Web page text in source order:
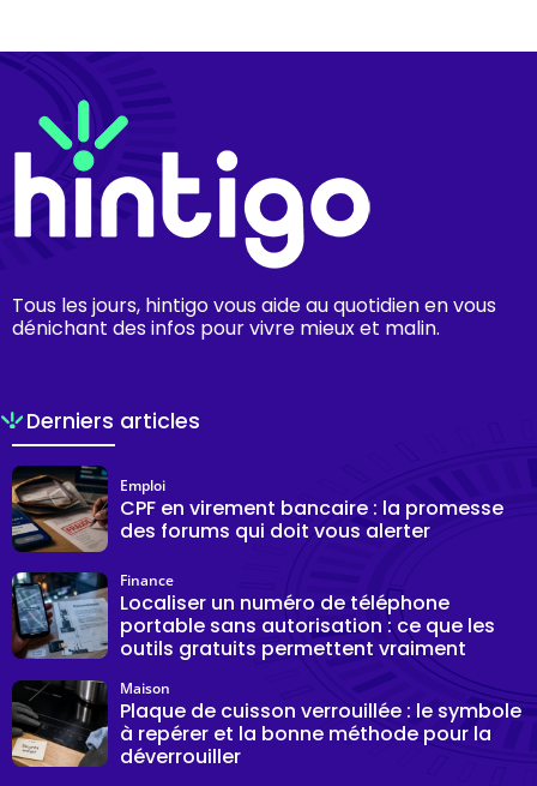
Tous les jours, hintigo vous aide au quotidien en vous
dénichant des infos pour vivre mieux et malin.
Derniers articles
CPF en virement bancaire : la promesse
des forums qui doit vous alerter
Emploi
Localiser un numéro de téléphone
portable sans autorisation : ce que les
outils gratuits permettent vraiment
Finance
Plaque de cuisson verrouillée : le symbole
à repérer et la bonne méthode pour la
déverrouiller
Maison